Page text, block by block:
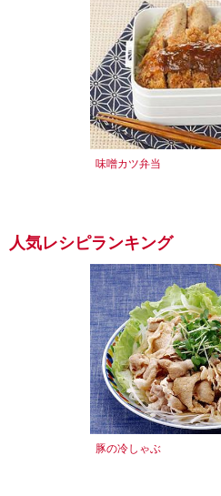
味噌カツ弁当
人気レシピランキング
豚の冷しゃぶ